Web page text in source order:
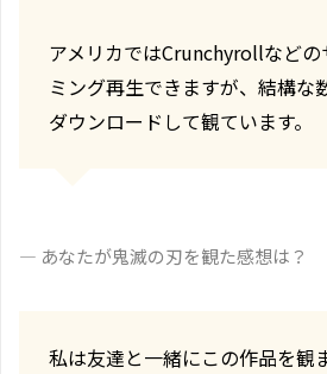
アメリカではCrunchyrollなどの
ミング再生できますが、結構な
ダウンロードして観ています。
― あなたが鬼滅の刃を観た感想は？
私は友達と一緒にこの作品を観